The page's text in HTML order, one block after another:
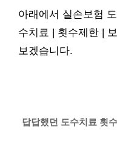
아래에서 실손보험
수치료 | 횟수제한 |
보겠습니다.
답답했던 도수치료 횟